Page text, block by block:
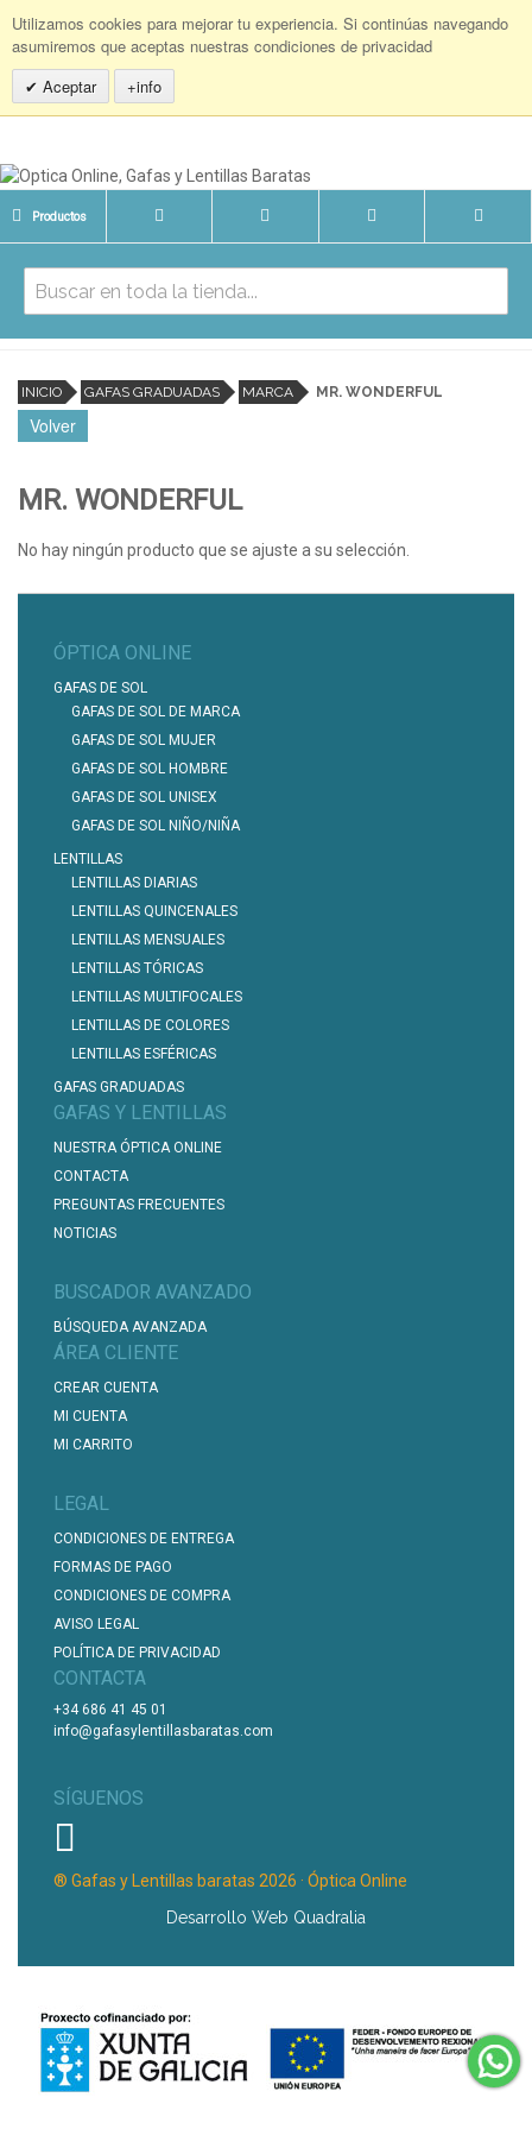
Utilizamos cookies para mejorar tu experiencia. Si continúas navegando
asumiremos que aceptas nuestras condiciones de privacidad
Aceptar
+info
Productos
INICIO GAFAS GRADUADAS MARCA MR. WONDERFUL
Volver
MR. WONDERFUL
No hay ningún producto que se ajuste a su selección.
ÓPTICA ONLINE
GAFAS DE SOL
GAFAS DE SOL DE MARCA
GAFAS DE SOL MUJER
GAFAS DE SOL HOMBRE
GAFAS DE SOL UNISEX
GAFAS DE SOL NIÑO/NIÑA
LENTILLAS
LENTILLAS DIARIAS
LENTILLAS QUINCENALES
LENTILLAS MENSUALES
LENTILLAS TÓRICAS
LENTILLAS MULTIFOCALES
LENTILLAS DE COLORES
LENTILLAS ESFÉRICAS
GAFAS GRADUADAS
GAFAS Y LENTILLAS
NUESTRA ÓPTICA ONLINE
CONTACTA
PREGUNTAS FRECUENTES
NOTICIAS
BUSCADOR AVANZADO
BÚSQUEDA AVANZADA
ÁREA CLIENTE
CREAR CUENTA
MI CUENTA
MI CARRITO
LEGAL
CONDICIONES DE ENTREGA
FORMAS DE PAGO
CONDICIONES DE COMPRA
AVISO LEGAL
POLÍTICA DE PRIVACIDAD
CONTACTA
+34 686 41 45 01
info@gafasylentillasbaratas.com
SÍGUENOS
® Gafas y Lentillas baratas 2026 · Óptica Online
Desarrollo Web Quadralia